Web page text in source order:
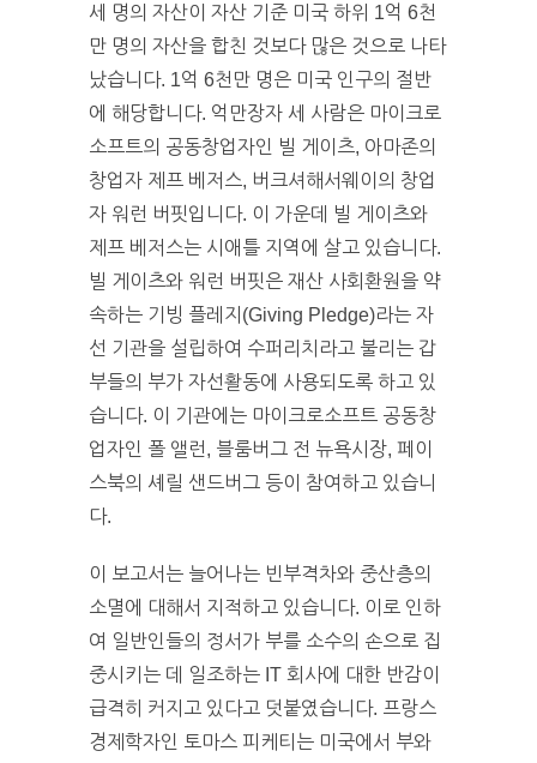
세 명의 자산이 자산 기준 미국 하위 1억 6천
만 명의 자산을 합친 것보다 많은 것으로 나타
났습니다. 1억 6천만 명은 미국 인구의 절반
에 해당합니다. 억만장자 세 사람은 마이크로
소프트의 공동창업자인 빌 게이츠, 아마존의
창업자 제프 베저스, 버크셔해서웨이의 창업
자 워런 버핏입니다. 이 가운데 빌 게이츠와
제프 베저스는 시애틀 지역에 살고 있습니다.
빌 게이츠와 워런 버핏은 재산 사회환원을 약
속하는 기빙 플레지(Giving Pledge)라는 자
선 기관을 설립하여 수퍼리치라고 불리는 갑
부들의 부가 자선활동에 사용되도록 하고 있
습니다. 이 기관에는 마이크로소프트 공동창
업자인 폴 앨런, 블룸버그 전 뉴욕시장, 페이
스북의 셰릴 샌드버그 등이 참여하고 있습니
다.
이 보고서는 늘어나는 빈부격차와 중산층의
소멸에 대해서 지적하고 있습니다. 이로 인하
여 일반인들의 정서가 부를 소수의 손으로 집
중시키는 데 일조하는 IT 회사에 대한 반감이
급격히 커지고 있다고 덧붙였습니다. 프랑스
경제학자인 토마스 피케티는 미국에서 부와